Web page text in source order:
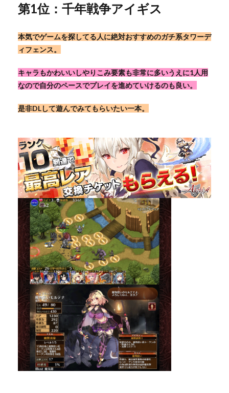
第1位：千年戦争アイギス
本気でゲームを探してる人に絶対おすすめのガチ系タワーデ
ィフェンス。
キャラもかわいいしやりこみ要素も非常に多いうえに1人用
なので自分のペースでプレイを進めていけるのも良い。
是非DLして遊んでみてもらいたい一本。